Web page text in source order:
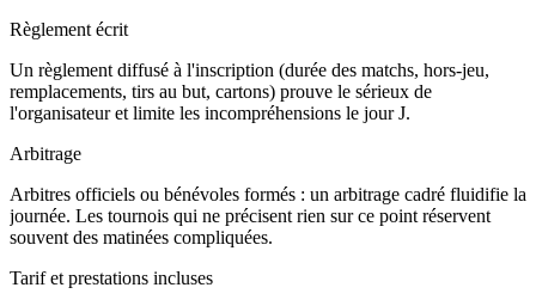
Règlement écrit
Un règlement diffusé à l'inscription (durée des matchs, hors-jeu,
remplacements, tirs au but, cartons) prouve le sérieux de
l'organisateur et limite les incompréhensions le jour J.
Arbitrage
Arbitres officiels ou bénévoles formés : un arbitrage cadré fluidifie la
journée. Les tournois qui ne précisent rien sur ce point réservent
souvent des matinées compliquées.
Tarif et prestations incluses